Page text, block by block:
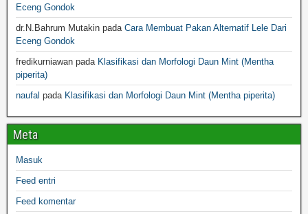
Eceng Gondok
dr.N.Bahrum Mutakin pada Cara Membuat Pakan Alternatif Lele Dari
Eceng Gondok
fredikurniawan pada Klasifikasi dan Morfologi Daun Mint (Mentha
piperita)
naufal pada Klasifikasi dan Morfologi Daun Mint (Mentha piperita)
Meta
Masuk
Feed entri
Feed komentar